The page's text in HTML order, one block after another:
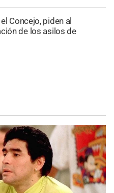
Concejo, piden al
de los asilos de